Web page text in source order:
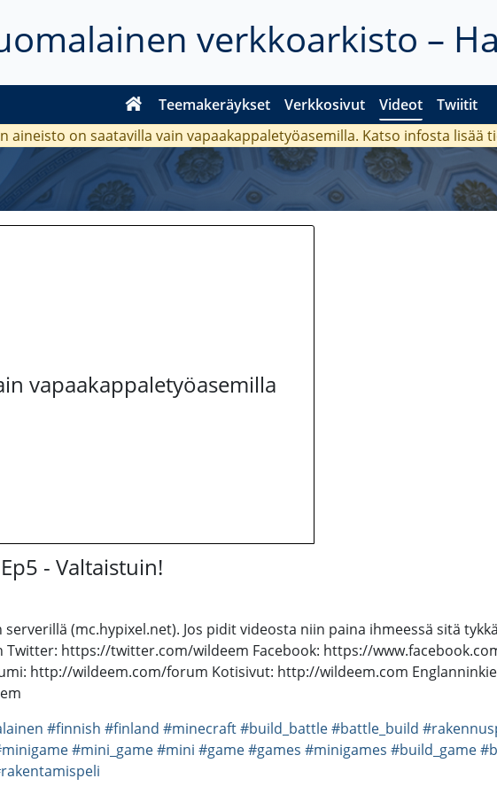
verkkoarkisto –
Teemakeräykset Verkkosivut Videot Twiitit
aineisto on saatavilla vain vapaakappaletyöasemilla. Katso infosta lisää
vapaakappaletyöasemilla
- Valtaistuin!
(mc.hypixel.net). Jos pidit videosta niin paina ihmeessä sitä
https://twitter.com/wildeem Facebook: https://
http://wildeem.com/forum Kotisivut: http://wildeem.com
#finnish #finland #minecraft#build_battle#battle_build
#mini_game#mini #game#games #minigames #build_game